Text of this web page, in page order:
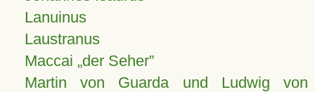
Lanuinus
Laustranus
Maccai „der Seher”
Martin von Guarda und Ludwig von